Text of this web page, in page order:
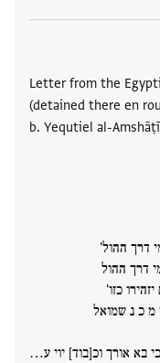
Letter from the
(detained there en
b. Yequtiel al-
דרך ההול'
דרך ההול
כזו'
מ כ נ שמואל
בא אורך וכ[בוד] יוי ע…